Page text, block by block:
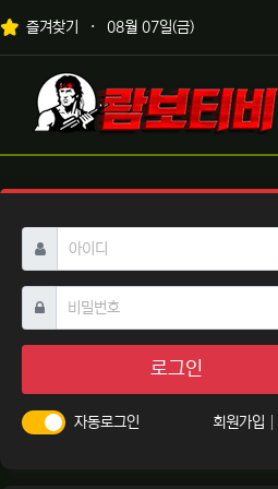
상단 네비
즐겨찾기 08월 07일(금)
메인 메뉴
로고
아이디 필수
비밀번호필수
로그인
자동로그인 회원가입